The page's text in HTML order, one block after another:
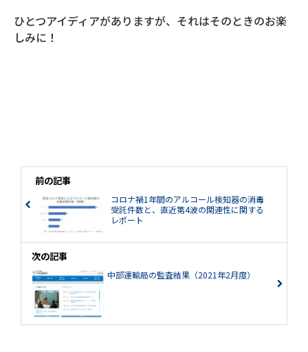
ひとつアイディアがありますが、それはそのときのお楽
しみに！
前の記事
コロナ禍1年間のアルコール検知器の消毒
受託件数と、直近第4波の関連性に関する
レポート
次の記事
中部運輸局の監査結果（2021年2月度）